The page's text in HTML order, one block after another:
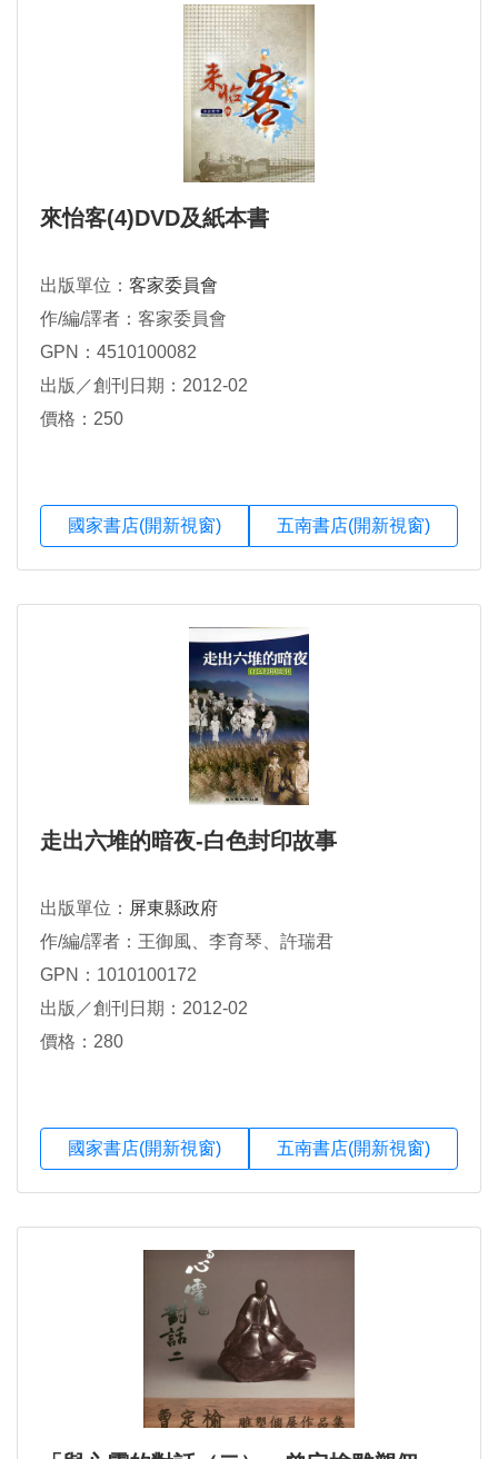
來怡客(4)DVD及紙本書
出版單位： 客家委員會
作/編/譯者：客家委員會
GPN：4510100082
出版／創刊日期：2012-02
價格：250
國家書店(開新視窗) 五南書店(開新視窗)
走出六堆的暗夜-白色封印故事
出版單位： 屏東縣政府
作/編/譯者：王御風、李育琴、許瑞君
GPN：1010100172
出版／創刊日期：2012-02
價格：280
國家書店(開新視窗) 五南書店(開新視窗)